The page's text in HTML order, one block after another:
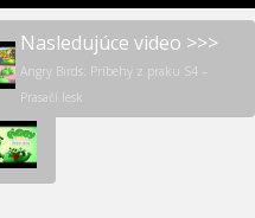
Nasledujúce video >>>
Angry Birds: Príbehy z praku S4 –
Prasačí lesk